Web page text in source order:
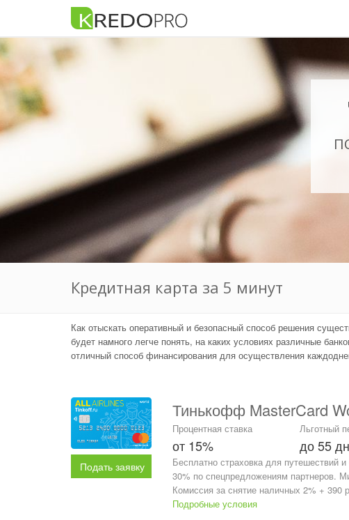
Кредитная карта за 5 минут
Как отыскать оперативный и безопасный способ решения
будет намного легче понять, на каких условиях различные
отличный способ финансирования для осуществления
Подать заявку
Тинькофф MasterCard
Процентная ставка
от 15%
Льготный
до 55
Бесплатно страховка для
30% по спецпредложениям партнеров.
Комиссия за снятие наличных 2% +
Подробные условия